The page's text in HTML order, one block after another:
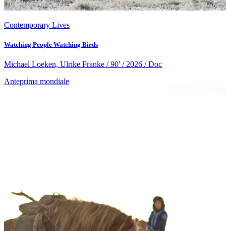
Contemporary Lives
Watching People Watching Birds
Michael Loeken, Ulrike Franke / 90' / 2026 / Doc
Anteprima mondiale